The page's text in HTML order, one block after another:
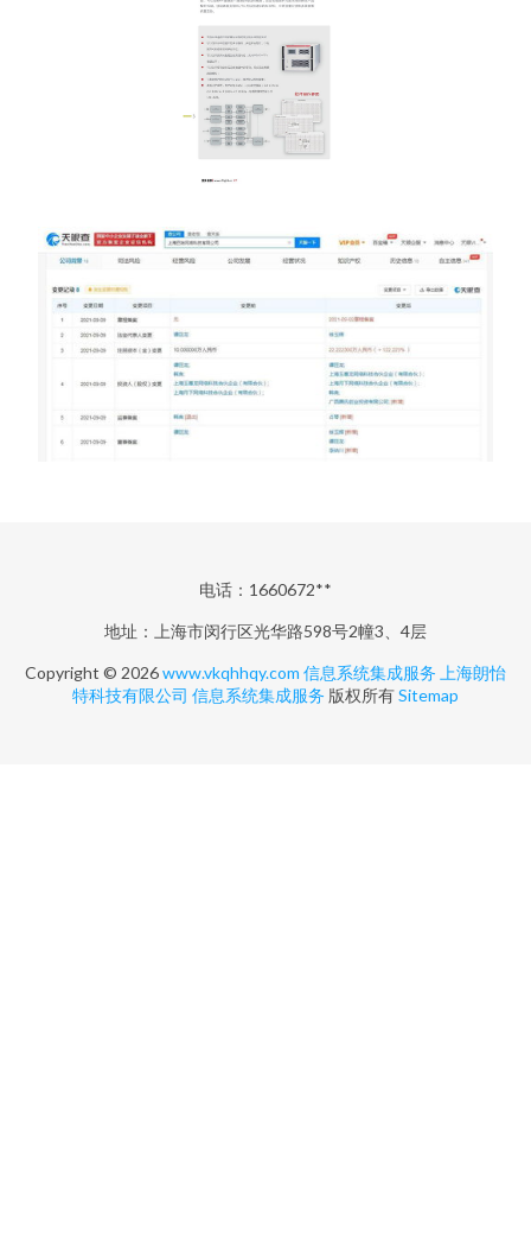
电话：1660672**
地址：上海市闵行区光华路598号2幢3、4层
Copyright © 2026www.vkqhhqy.com 信息系统集成服务 上海朗怡
特科技有限公司 信息系统集成服务 版权所有Sitemap